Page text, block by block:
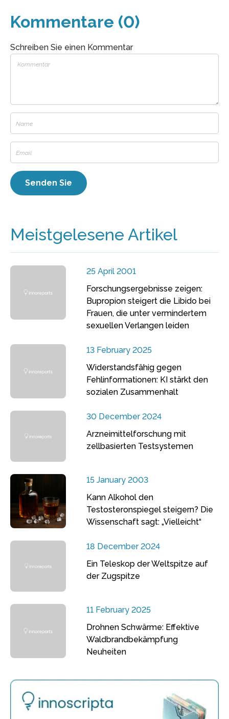
Kommentare (0)
Schreiben Sie einen Kommentar
Meistgelesene Artikel
25 April 2001
Forschungsergebnisse zeigen:
Bupropion steigert die Libido bei
Frauen, die unter vermindertem
sexuellen Verlangen leiden
13 February 2025
Widerstandsfähig gegen
Fehlinformationen: KI stärkt den
sozialen Zusammenhalt
30 December 2024
Arzneimittelforschung mit
zellbasierten Testsystemen
15 January 2003
Kann Alkohol den
Testosteronspiegel steigern? Die
Wissenschaft sagt: „Vielleicht“
18 December 2024
Ein Teleskop der Weltspitze auf
der Zugspitze
11 February 2025
Drohnen Schwärme: Effektive
Waldbrandbekämpfung
Neuheiten